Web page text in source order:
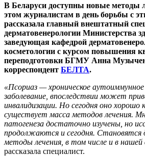
В Беларуси доступны новые методы
этом журналистам в день борьбы с
рассказала главный внештатный
дерматовенерологии Министерства
заведующая кафедрой
косметологии с курсом повышения
переподготовки БГМУ Анна
корреспондент БЕЛТА.
«Псориаз — хроническое
заболевание, впоследствии может
инвалидизации. Но сегодня оно хорошо
существует масса методов лечения.
патогенеза достаточно изучены, но
продолжаются и сегодня. Становятся
методы лечения, в том числе и в нашей
рассказала специалист.